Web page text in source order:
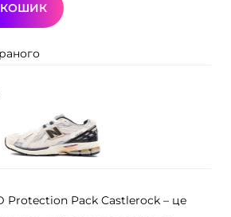
КОШИК
Protection Pack Castlerock – це